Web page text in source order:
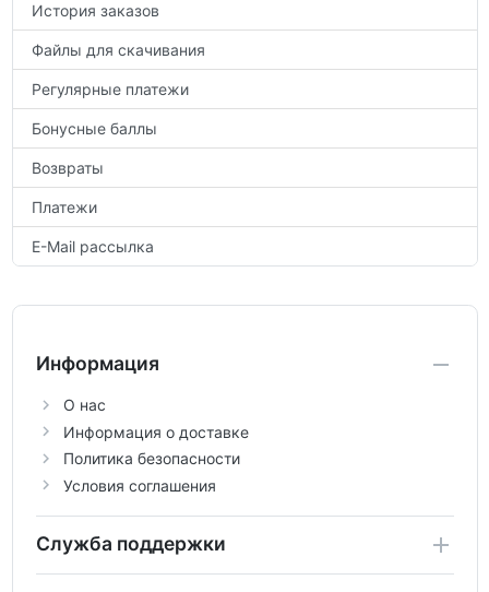
История заказов
Файлы для скачивания
Регулярные платежи
Бонусные баллы
Возвраты
Платежи
E-Mail рассылка
Информация
О нас
Информация о доставке
Политика безопасности
Условия соглашения
Служба поддержки